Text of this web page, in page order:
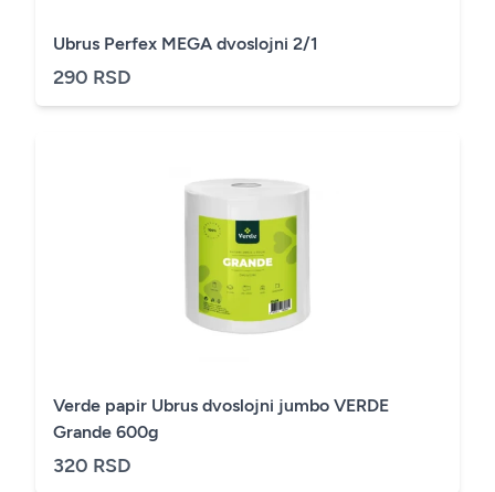
Ubrus Perfex MEGA dvoslojni 2/1
290 RSD
Verde papir Ubrus dvoslojni jumbo VERDE
Grande 600g
320 RSD